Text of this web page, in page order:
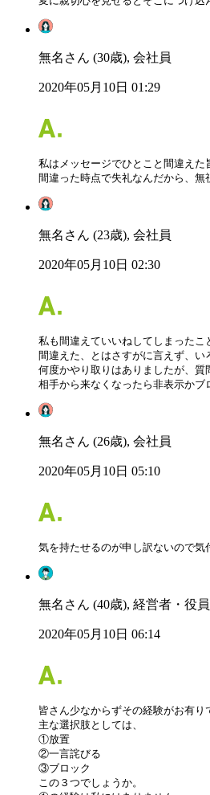
無名さん (30歳), 会社員
2020年05月10日 01:29
私はメッセージでひとこと間違えた
間違った時点で失礼なんだから、無
無名さん (23歳), 会社員
2020年05月10日 02:30
私も間違えていいねしてしまったこ
間違えた、とはさすがに言えず、い
何度かやり取りはありましたが、質
相手から来なくなったら非表示かブ
無名さん (26歳), 会社員
2020年05月10日 05:10
気を持たせるのが申し訳ないので気
無名さん (40歳), 経営者・役員
2020年05月10日 06:14
皆さん少なからずその経験がお有り
主な選択肢としては、
①放置
②一言詫びる
③ブロック
この３つでしょうか。